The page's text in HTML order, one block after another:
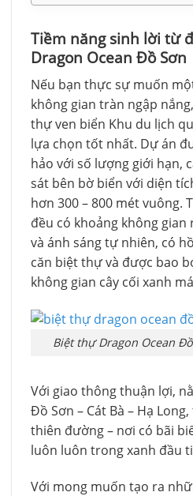
Tiềm năng sinh lời từ
Dragon Ocean Đồ Sơn
Nếu bạn thực sự muốn
không gian tràn ngập
thự ven biển Khu du lịch
lựa chọn tốt nhất. Dự án
hảo với số lượng giới hạn,
sát bên bờ biển với diện
hơn 300 – 800 mét vuông.
đều có khoảng không
và ánh sáng tự nhiên, có
căn biệt thự và được bao
không gian cây cối xanh
Biệt thự Dragon Ocean
Với giao thông thuận lợi,
Đồ Sơn – Cát Bà – Hạ
thiên đường – nơi có bãi
luôn luôn trong xanh đầu
Với mong muốn tạo ra